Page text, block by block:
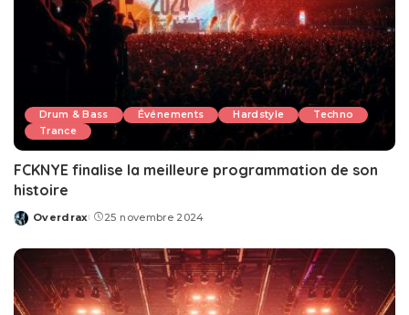
Drum & Bass Événements Hardstyle
Techno
Trance
FCKNYE finalise la meilleure programmation de son
histoire
Posted
Overdrax 25 novembre 2024